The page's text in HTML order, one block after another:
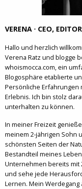
VERENA · CEO, EDITOR
Hallo und herzlich
Verena Ratz und blogge
whoismocca.com, ein
Blogosphäre etablierte
Persönliche Erfahrungen
Erlebnis. Ich bin stolz
unterhalten zu können.
In meiner Freizeit
meinem 2-jährigen Sohn
schönsten Seiten der
Bestandteil meines
Unternehmen bereits mit
und sehe jede
Lernen. Mein Werdegang